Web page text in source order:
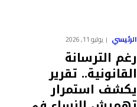
الرئيسي يوليو 11, 2026
رغم الترسانة
القانونية.. تقرير
يكشف استمرار